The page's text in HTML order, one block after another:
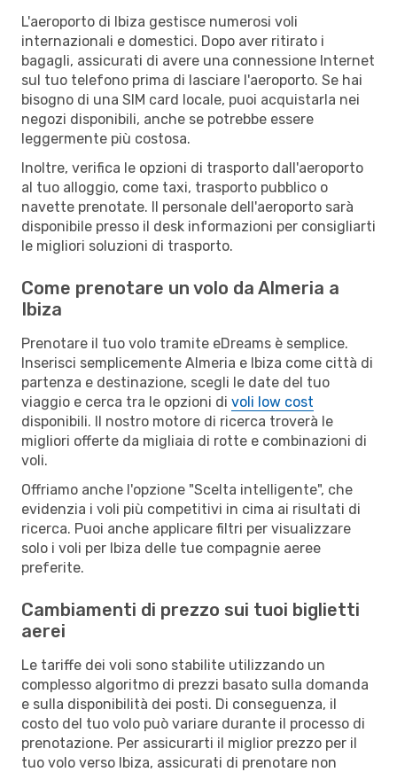
L'aeroporto di Ibiza gestisce numerosi voli
internazionali e domestici. Dopo aver ritirato i
bagagli, assicurati di avere una connessione Internet
sul tuo telefono prima di lasciare l'aeroporto. Se hai
bisogno di una SIM card locale, puoi acquistarla nei
negozi disponibili, anche se potrebbe essere
leggermente più costosa.
Inoltre, verifica le opzioni di trasporto dall'aeroporto
al tuo alloggio, come taxi, trasporto pubblico o
navette prenotate. Il personale dell'aeroporto sarà
disponibile presso il desk informazioni per consigliarti
le migliori soluzioni di trasporto.
Come prenotare un volo da Almeria a
Ibiza
Prenotare il tuo volo tramite eDreams è semplice.
Inserisci semplicemente Almeria e Ibiza come città di
partenza e destinazione, scegli le date del tuo
viaggio e cerca tra le opzioni di voli low cost
disponibili. Il nostro motore di ricerca troverà le
migliori offerte da migliaia di rotte e combinazioni di
voli.
Offriamo anche l'opzione "Scelta intelligente", che
evidenzia i voli più competitivi in cima ai risultati di
ricerca. Puoi anche applicare filtri per visualizzare
solo i voli per Ibiza delle tue compagnie aeree
preferite.
Cambiamenti di prezzo sui tuoi biglietti
aerei
Le tariffe dei voli sono stabilite utilizzando un
complesso algoritmo di prezzi basato sulla domanda
e sulla disponibilità dei posti. Di conseguenza, il
costo del tuo volo può variare durante il processo di
prenotazione. Per assicurarti il miglior prezzo per il
tuo volo verso Ibiza, assicurati di prenotare non